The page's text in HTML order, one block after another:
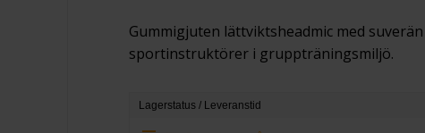
Gummigjuten lättviktsheadmic med
sportinstruktörer i gruppträningsmiljö.
Lagerstatus / Leveranstid